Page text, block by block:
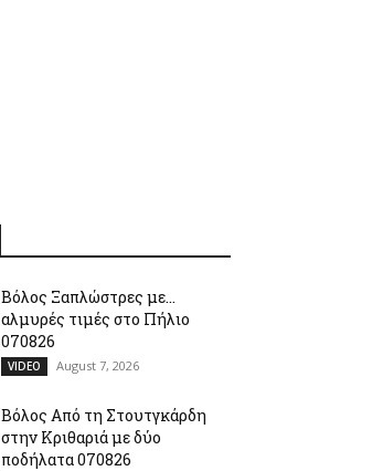
Βόλος Ξαπλώστρες με…
αλμυρές τιμές στο Πήλιο
070826
VIDEO August 7, 2026
Βόλος Από τη Στουτγκάρδη
στην Κριθαριά με δύο
ποδήλατα 070826